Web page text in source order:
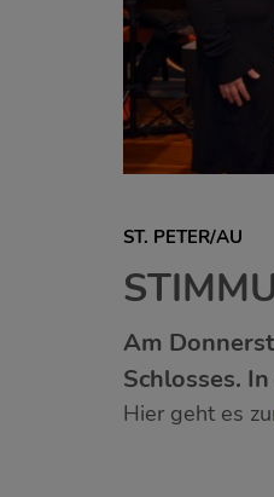
ST. PETER/AU
Am
Schlosses.
Hier geht es